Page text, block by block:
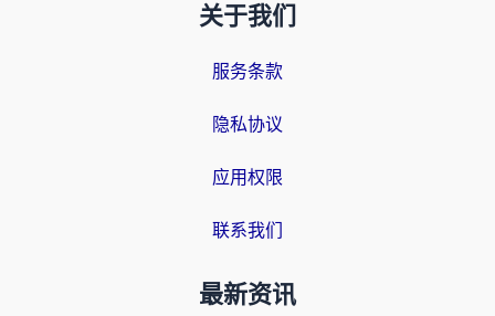
关于我们
服务条款
隐私协议
应用权限
联系我们
最新资讯